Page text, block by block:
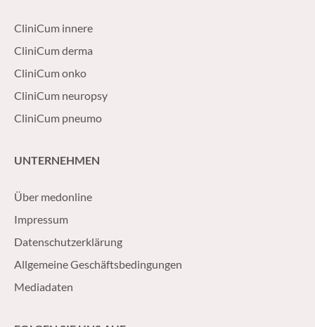
CliniCum innere
CliniCum derma
CliniCum onko
CliniCum neuropsy
CliniCum pneumo
UNTERNEHMEN
Über medonline
Impressum
Datenschutzerklärung
Allgemeine Geschäftsbedingungen
Mediadaten